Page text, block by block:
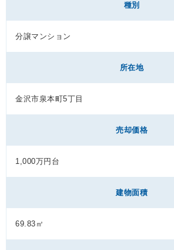
種別
分譲マンション
所在地
金沢市泉本町5丁目
売却価格
1,000万円台
建物面積
69.83㎡